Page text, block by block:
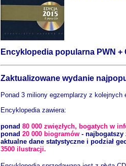
Encyklopedia popularna PWN +
Zaktualizowane wydanie
Ponad 3 miliony egzemplarzy z
Encyklopedia zawiera:
ponad 80 000 zwięzłych, bogatych w
ponad 20 000 biogramów -
aktualne dane statystyczne i podział
3500 ilustracji.